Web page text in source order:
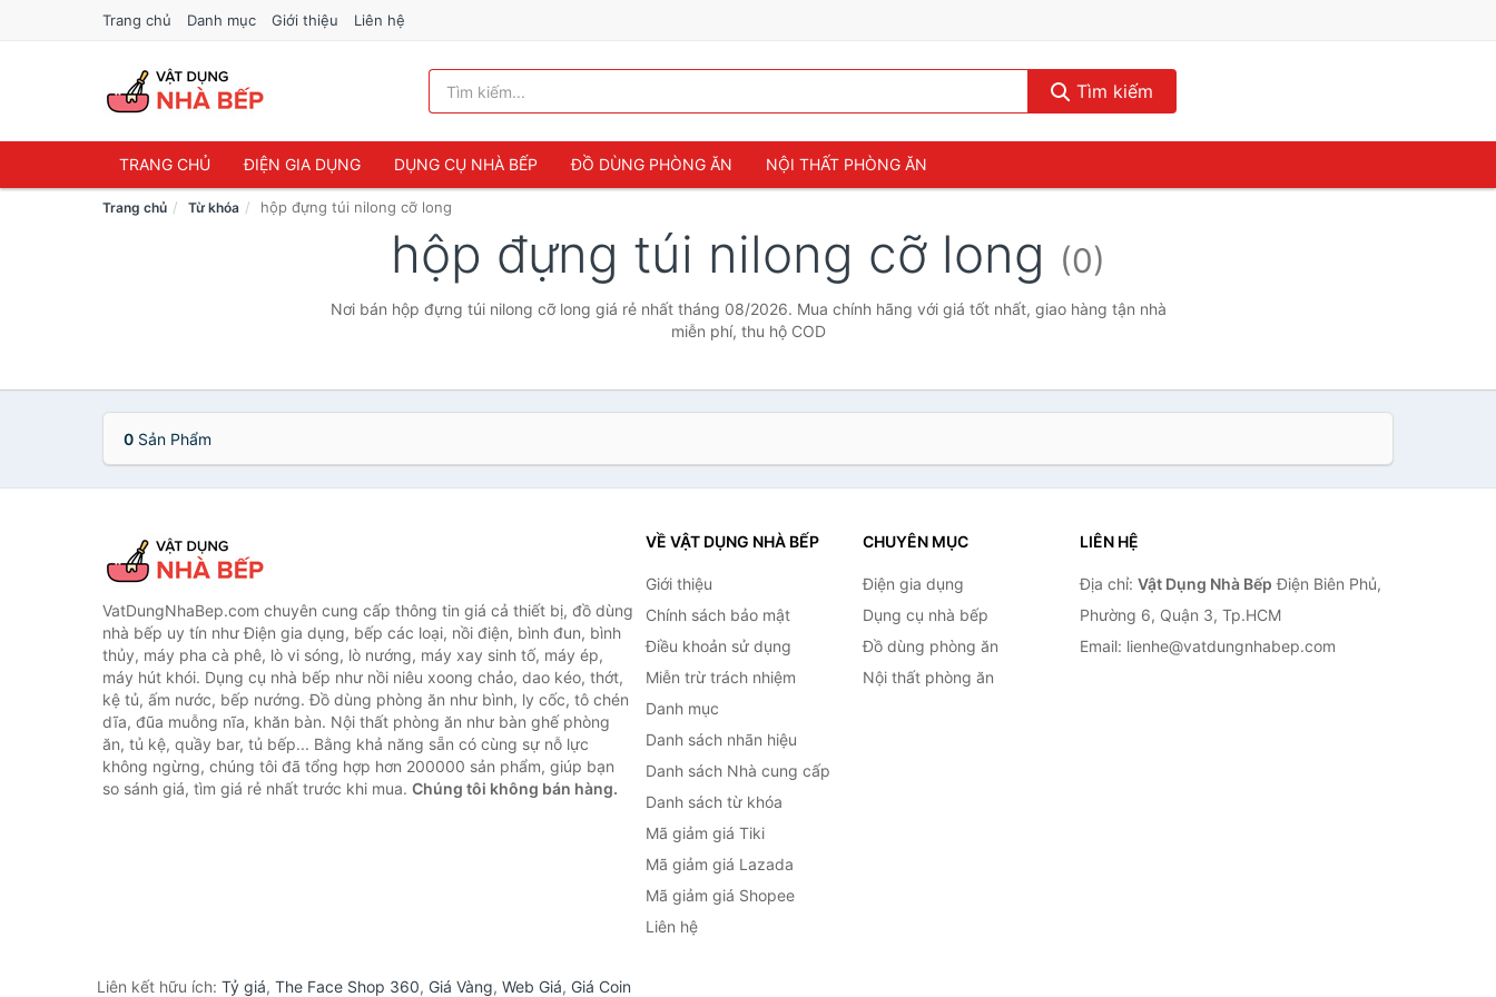
Trang chủ Danh mục Giới thiệu Liên hệ
Tìm kiếm
TRANG CHỦ ĐIỆN GIA DỤNG DỤNG CỤ NHÀ BẾP ĐỒ DÙNG PHÒNG ĂN NỘI THẤT PHÒNG ĂN
Trang chủ Từ khóa hộp đựng túi nilong cỡ long
hộp đựng túi nilong cỡ long (0)
Nơi bán hộp đựng túi nilong cỡ long giá rẻ nhất tháng 08/2026. Mua chính hãng với giá tốt nhất, giao hàng tận nhà
miễn phí, thu hộ COD
0 Sản Phẩm
VatDungNhaBep.com chuyên cung cấp thông tin giá cả thiết bị, đồ dùng
nhà bếp uy tín như Điện gia dụng, bếp các loại, nồi điện, bình đun, bình
thủy, máy pha cà phê, lò vi sóng, lò nướng, máy xay sinh tố, máy ép,
máy hút khói. Dụng cụ nhà bếp như nồi niêu xoong chảo, dao kéo, thớt,
kệ tủ, ấm nước, bếp nướng. Đồ dùng phòng ăn như bình, ly cốc, tô chén
dĩa, đũa muỗng nĩa, khăn bàn. Nội thất phòng ăn như bàn ghế phòng
ăn, tủ kệ, quầy bar, tủ bếp... Bằng khả năng sẵn có cùng sự nỗ lực
không ngừng, chúng tôi đã tổng hợp hơn 200000 sản phẩm, giúp bạn
so sánh giá, tìm giá rẻ nhất trước khi mua. Chúng tôi không bán hàng.
VỀ VẬT DỤNG NHÀ BẾP
Giới thiệu
Chính sách bảo mật
Điều khoản sử dụng
Miễn trừ trách nhiệm
Danh mục
Danh sách nhãn hiệu
Danh sách Nhà cung cấp
Danh sách từ khóa
Mã giảm giá Tiki
Mã giảm giá Lazada
Mã giảm giá Shopee
Liên hệ
CHUYÊN MỤC
Điện gia dụng
Dụng cụ nhà bếp
Đồ dùng phòng ăn
Nội thất phòng ăn
LIÊN HỆ
Địa chỉ: Vật Dụng Nhà Bếp Điện Biên Phủ,
Phường 6, Quận 3, Tp.HCM
Email: lienhe@vatdungnhabep.com
Liên kết hữu ích: Tỷ giá, The Face Shop 360, Giá Vàng, Web Giá, Giá Coin